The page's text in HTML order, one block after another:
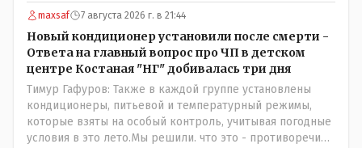
наверху , близко расположенные к гос.бюджету-
наверняка они знают что делают.
maxsaf 7 августа 2026 г. в 21:44
Новый кондиционер установили после смерти -
Ответа на главный вопрос про ЧП в детском
центре Костаная "НГ" добивалась три дня
Тимур Гафуров: Также в каждой группе установлены
кондиционеры, питьевой и температурный режимы,
которые взяты на особый контроль, учитывая погодные
условия в это лето.Мы решили. что это - противоречие.